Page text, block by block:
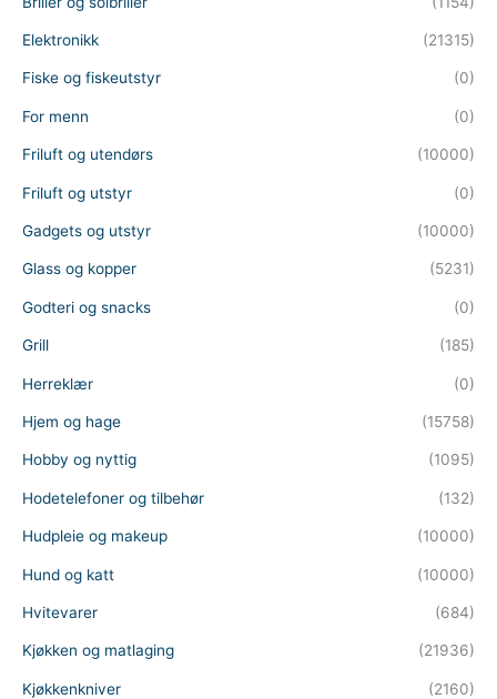
Elektronikk (21315)
Fiske og fiskeutstyr (0)
For menn (0)
Friluft og utendørs (10000)
Friluft og utstyr (0)
Gadgets og utstyr (10000)
Glass og kopper (5231)
Godteri og snacks (0)
Grill (185)
Herreklær (0)
Hjem og hage (15758)
Hobby og nyttig (1095)
Hodetelefoner og tilbehør (132)
Hudpleie og makeup (10000)
Hund og katt (10000)
Hvitevarer (684)
Kjøkken og matlaging (21936)
Kjøkkenkniver (2160)